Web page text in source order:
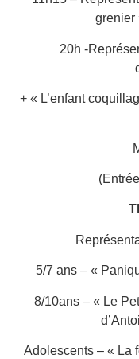
grenier
20h -
+ « L’enfant
5/7 ans – «
8/10ans – « Le
Adolescents – « La